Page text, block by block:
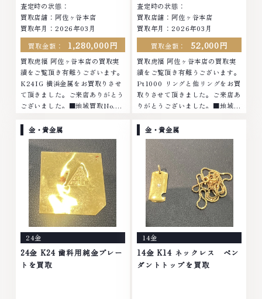
査定時の状態：
買取店舗：阿佐ヶ谷本店
買取年月： 2026年03月
買取金額：
1,280,000円
買取虎福 阿佐ヶ谷本店の買取実
績をご覧頂き有難うございます。
K24IG 横浜金属をお買取りさせ
て頂きました。ご来店ありがとう
ございました。■地域買取No.1
ブランド品 ブランド衣類 お酒買
取りのことなら、お任せください
なかでも金・プ...
査定時の状態：
買取店舗：阿佐ヶ谷本店
買取年月： 2026年03月
買取金額：
52,000円
買取虎福 阿佐ヶ谷本店の買取実
績をご覧頂き有難うございます。
Pt1000 リングと他リングをお買
取りさせて頂きました。ご来店あ
りがとうございました。■地域買
モンド ブランド品 ブランド衣類
お酒買取りのことなら、お任せく
ださいなかで...
金・貴金属
24金
24金 K24 歯科用純金プレー
トを買取
金・貴金属
14金
14金 K14 ネックレス ペン
ダントトップを買取